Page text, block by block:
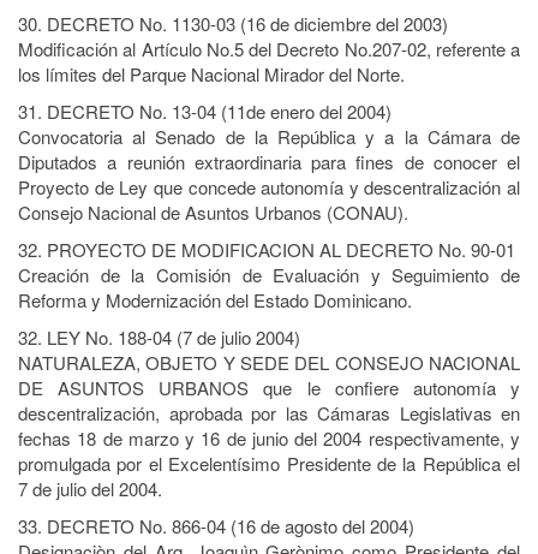
30. DECRETO No. 1130-03 (16 de diciembre del 2003)
Modificación al Artículo No.5 del Decreto No.207-02, referente a
los límites del Parque Nacional Mirador del Norte.
31. DECRETO No. 13-04 (11de enero del 2004)
Convocatoria al Senado de la República y a la Cámara de
Diputados a reunión extraordinaria para fines de conocer el
Proyecto de Ley que concede autonomía y descentralización al
Consejo Nacional de Asuntos Urbanos (CONAU).
32. PROYECTO DE MODIFICACION AL DECRETO No. 90-01
Creación de la Comisión de Evaluación y Seguimiento de
Reforma y Modernización del Estado Dominicano.
32. LEY No. 188-04 (7 de julio 2004)
NATURALEZA, OBJETO Y SEDE DEL CONSEJO NACIONAL
DE ASUNTOS URBANOS que le confiere autonomía y
descentralización, aprobada por las Cámaras Legislativas en
fechas 18 de marzo y 16 de junio del 2004 respectivamente, y
promulgada por el Excelentísimo Presidente de la República el
7 de julio del 2004.
33. DECRETO No. 866-04 (16 de agosto del 2004)